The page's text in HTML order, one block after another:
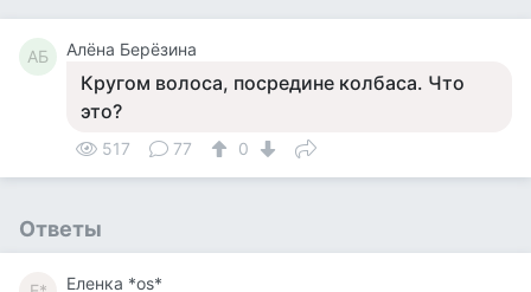
АБ Алёна Берёзина
Кругом волоса, посредине колбаса. Что
это?
517 77 0
Ответы
Еленка *os*